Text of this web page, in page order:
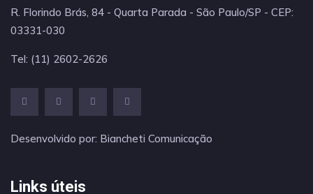
R. Florindo Brás, 84 - Quarta Parada - São Paulo/SP - CEP:
03331-030
Tel: (11) 2602-2626
Desenvolvido por: Biancheti Comunicação
Links úteis